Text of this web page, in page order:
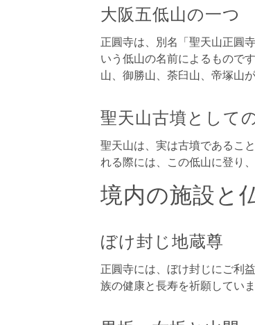
大阪五低山の一つ
正圓寺は、別名「聖天山正圓
いう低山の名前によるもので
山、御勝山、荼臼山、帝塚山が
聖天山古墳として
聖天山は、実は古墳であるこ
れる際には、この低山に登り
境内の施設と
ぼけ封じ地蔵尊
正圓寺には、ぼけ封じにご利
族の健康と長寿を祈願していま